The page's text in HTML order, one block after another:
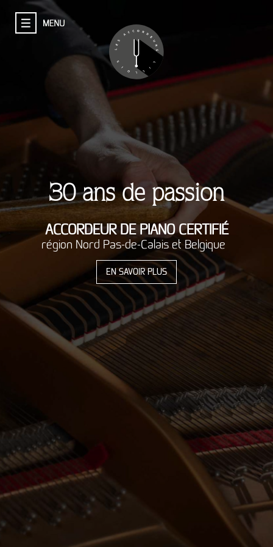
30 ans de passion
ACCORDEUR DE PIANO CERTIFIÉ
région Nord Pas-de-Calais et Belgique
EN SAVOIR PLUS